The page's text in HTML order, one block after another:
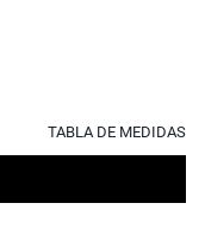
TABLA DE MEDIDAS